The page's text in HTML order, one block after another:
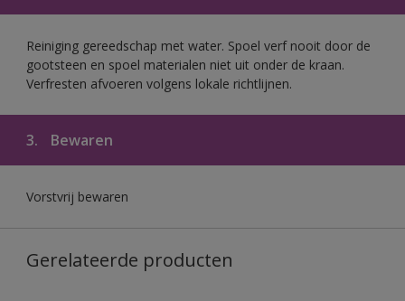
Reiniging gereedschap met water. Spoel verf nooit door de
gootsteen en spoel materialen niet uit onder de kraan.
Verfresten afvoeren volgens lokale richtlijnen.
3. Bewaren
Vorstvrij bewaren
Gerelateerde producten